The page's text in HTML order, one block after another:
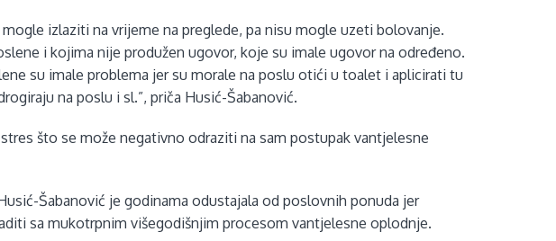
izlaziti na vrijeme na preglede, pa nisu mogle uzeti bolovanje.
i kojima nije produžen ugovor, koje su imale ugovor na određeno.
su imale problema jer su morale na poslu otići u toalet i aplicirati tu
na poslu i sl.”, priča Husić-Šabanović.
što se može negativno odraziti na sam postupak vantjelesne
Šabanović je godinama odustajala od poslovnih ponuda jer
sa mukotrpnim višegodišnjim procesom vantjelesne oplodnje.